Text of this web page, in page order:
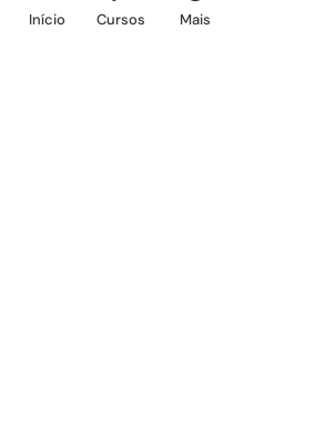
Início Cursos Mais